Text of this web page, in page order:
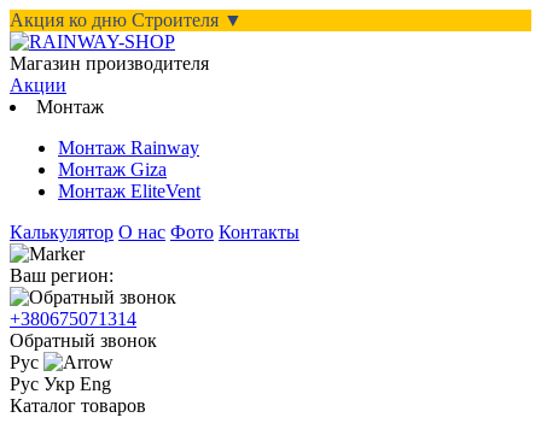
Акция ко дню Строителя ▼
Магазин производителя
Акции
Монтаж
Монтаж Rainway
Монтаж Giza
Монтаж EliteVent
Калькулятор О нас Фото Контакты
Ваш регион:
+380675071314
Обратный звонок
Рус
Рус Укр Eng
Каталог товаров